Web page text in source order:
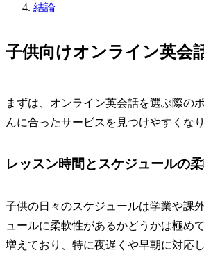
結論
子供向けオンライン英会
まずは、オンライン英会話を選ぶ際の
んに合ったサービスを見つけやすくなり
レッスン時間とスケジュールの
子供の日々のスケジュールは学業や課
ュールに柔軟性があるかどうかは極め
増えており、特に夜遅くや早朝に対応